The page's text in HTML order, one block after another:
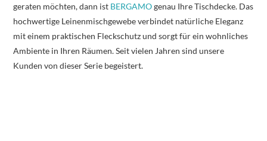
geraten möchten, dann ist BERGAMOgenau Ihre Tischdecke. Das
hochwertige Leinenmischgewebe verbindet natürliche Eleganz
mit einem praktischen Fleckschutz und sorgt für ein wohnliches
Ambiente in Ihren Räumen. Seit vielen Jahren sind unsere
Kunden von dieser Serie begeistert.